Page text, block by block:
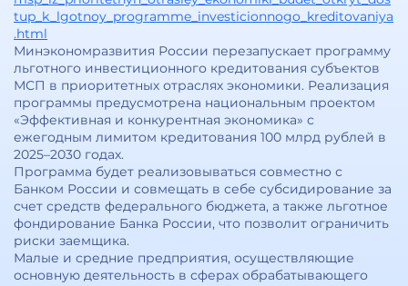
tup_k_lgotnoy_programme_investicionnogo_kreditovaniya
.html
Минэкономразвития России перезапускает программу
льготного инвестиционного кредитования субъектов
МСП в приоритетных отраслях экономики. Реализация
программы предусмотрена национальным проектом
«Эффективная и конкурентная экономика» с
ежегодным лимитом кредитования 100 млрд рублей в
2025–2030 годах.
Программа будет реализовываться совместно с
Банком России и совмещать в себе субсидирование за
счет средств федерального бюджета, а также льготное
фондирование Банка России, что позволит ограничить
риски заемщика.
Малые и средние предприятия, осуществляющие
основную деятельность в сферах обрабатывающего